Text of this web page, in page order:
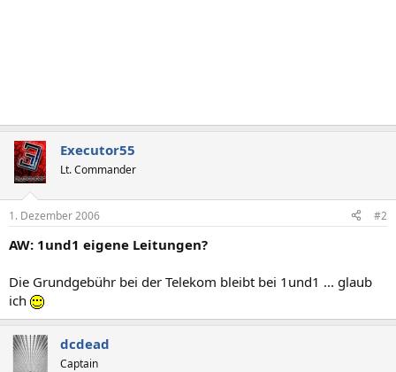
Executor55
Lt. Commander
1. Dezember 2006 #2
AW: 1und1 eigene Leitungen?
Die Grundgebühr bei der Telekom bleibt bei 1und1 ... glaub
ich
dcdead
Captain